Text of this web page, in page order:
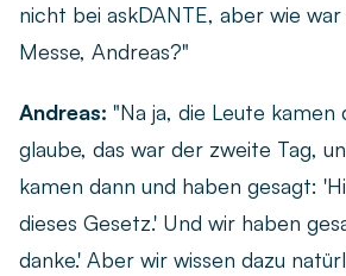
nicht bei askDANTE, aber wie
Messe, Andreas?"
Andreas: "Na ja, die Leute
glaube, das war der zweite Tag,
kamen dann und haben gesagt:
dieses Gesetz.' Und wir haben
danke.' Aber wir wissen dazu